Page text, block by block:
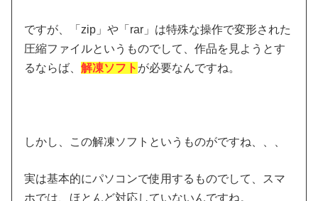
ですが、「zip」や「rar」は特殊な操作で変形された
圧縮ファイルというものでして、作品を見ようとす
るならば、解凍ソフト が必要なんですね。
しかし、この解凍ソフトというものがですね、、、
実は基本的にパソコンで使用するものでして、スマ
ホでは、ほとんど対応していないんですね。